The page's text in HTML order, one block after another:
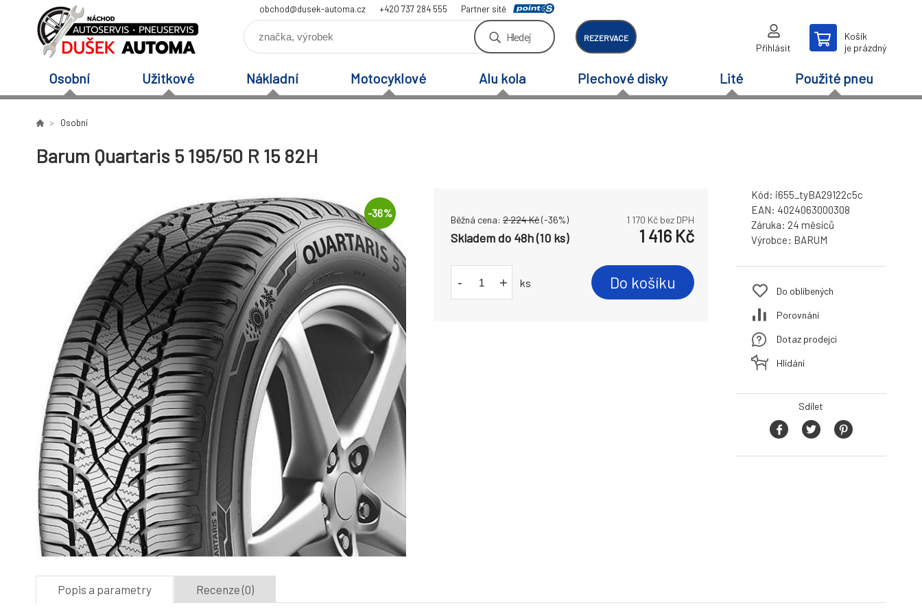
obchod@dusek-automa.cz +420 737 284 555 Partner sítě
Hledej REZERVACE
Přihlásit
Košík
je prázdný
Osobní Užitkové Nákladní Motocyklové Alu kola Plechové disky Lité Použité pneu
Osobní
Barum Quartaris 5 195/50 R 15 82H
-36%
Běžná cena: 2 224Kč(-36%) 1 170 Kč bez DPH
Skladem do 48h (10 ks) 1 416 Kč
- + ks Do košíku
Kód: i655_tyBA29122c5c
EAN: 4024063000308
Záruka: 24 měsíců
Výrobce: BARUM
Do oblíbených
Porovnání
Dotaz prodejci
Hlídání
Sdílet
Popis a parametry Recenze (0)